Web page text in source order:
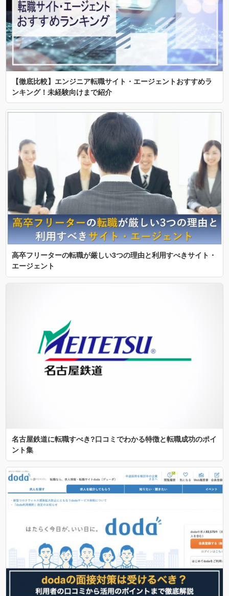
【徹底比較】エンジニア転職サイト・エージェントおすすめラ
ンキング！未経験向けまで紹介
高卒フリーターの転職が厳しい3つの理由と利用すべきサイト・
エージェント
名古屋鉄道に転職すべき?口コミでわかる特徴と転職成功のポイ
ント集